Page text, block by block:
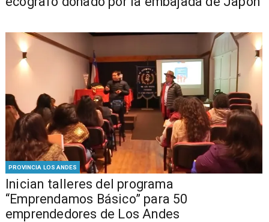
PROVINCIA LOS ANDES
Inician talleres del programa
“Emprendamos Básico” para 50
emprendedores de Los Andes